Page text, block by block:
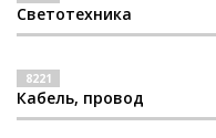
Светотехника
8221
Кабель, провод